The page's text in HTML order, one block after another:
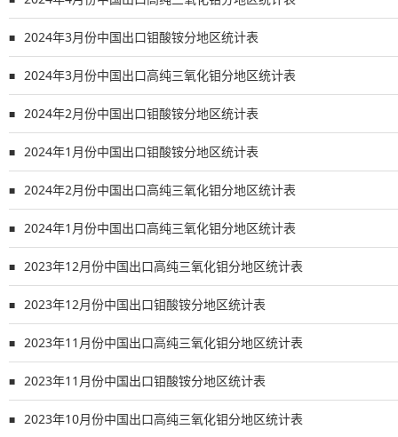
■ 2024年3月份中国出口钼酸铵分地区统计表
■ 2024年3月份中国出口高纯三氧化钼分地区统计表
■ 2024年2月份中国出口钼酸铵分地区统计表
■ 2024年1月份中国出口钼酸铵分地区统计表
■ 2024年2月份中国出口高纯三氧化钼分地区统计表
■ 2024年1月份中国出口高纯三氧化钼分地区统计表
■ 2023年12月份中国出口高纯三氧化钼分地区统计表
■ 2023年12月份中国出口钼酸铵分地区统计表
■ 2023年11月份中国出口高纯三氧化钼分地区统计表
■ 2023年11月份中国出口钼酸铵分地区统计表
■ 2023年10月份中国出口高纯三氧化钼分地区统计表